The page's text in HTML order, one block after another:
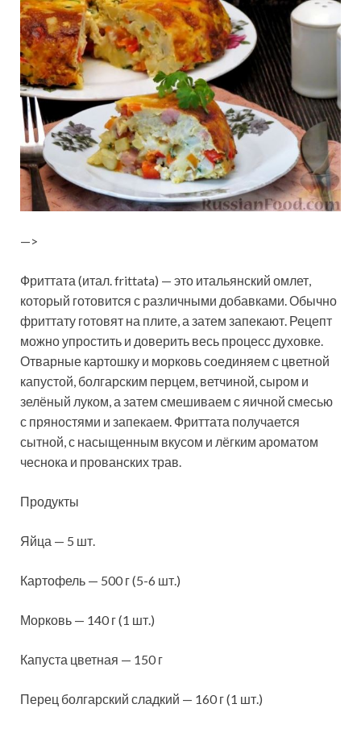
—>
Фриттата (итал. frittata) — это итальянский омлет,
который готовится с различными добавками. Обычно
фриттату готовят на плите, а затем запекают. Рецепт
можно упростить и доверить весь процесс духовке.
Отварные картошку и морковь соединяем с цветной
капустой, болгарским перцем, ветчиной, сыром и
зелёный луком, а затем смешиваем с яичной смесью
с пряностями и запекаем. Фриттата получается
сытной, с насыщенным вкусом и лёгким ароматом
чеснока и прованских трав.
Продукты
Яйца — 5 шт.
Картофель — 500 г (5-6 шт.)
Морковь — 140 г (1 шт.)
Капуста цветная — 150 г
Перец болгарский сладкий — 160 г (1 шт.)